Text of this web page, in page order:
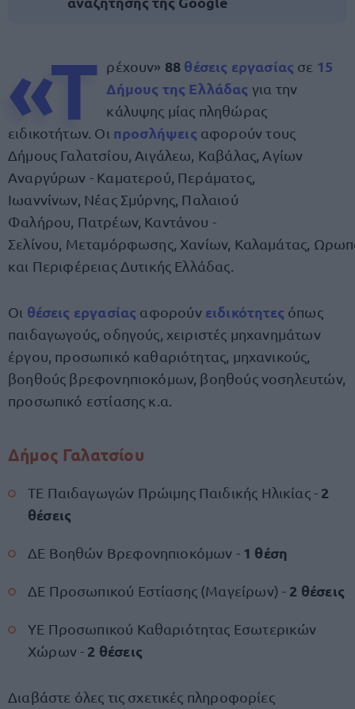
«Τ ρέχουν» 88 θέσεις εργασίας σε 15
Δήμους της Ελλάδας για την
κάλυψης μίας πληθώρας
ειδικοτήτων. Οι προσλήψεις αφορούν τους
Δήμους Γαλατσίου, Αιγάλεω, Καβάλας, Αγίων
Αναργύρων - Καματερού, Περάματος,
Ιωαννίνων, Νέας Σμύρνης, Παλαιού
Φαλήρου, Πατρέων, Καντάνου -
Σελίνου, Μεταμόρφωσης, Χανίων, Καλαμάτας,
και Περιφέρειας Δυτικής Ελλάδας.
Οι θέσεις εργασίας αφορούν ειδικότητες όπως
παιδαγωγούς, οδηγούς, χειριστές μηχανημάτων
έργου, προσωπικό καθαριότητας, μηχανικούς,
βοηθούς βρεφονηπιοκόμων, βοηθούς νοσηλευτών,
προσωπικό εστίασης κ.α.
Δήμος Γαλατσίου
ΤΕ Παιδαγωγών Πρώιμης Παιδικής Ηλικίας - 2
θέσεις
ΔΕ Βοηθών Βρεφονηπιοκόμων - 1 θέση
ΔΕ Προσωπικού Εστίασης (Μαγείρων) - 2 θέσεις
ΥΕ Προσωπικού Καθαριότητας Εσωτερικών
Χώρων - 2 θέσεις
Διαβάστε όλες τις σχετικές πληροφορίες